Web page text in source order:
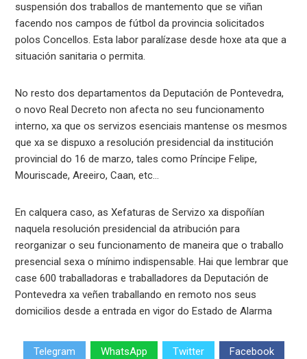
suspensión dos traballos de mantemento que se viñan
facendo nos campos de fútbol da provincia solicitados
polos Concellos. Esta labor paralízase desde hoxe ata que a
situación sanitaria o permita.
No resto dos departamentos da Deputación de Pontevedra,
o novo Real Decreto non afecta no seu funcionamento
interno, xa que os servizos esenciais mantense os mesmos
que xa se dispuxo a resolución presidencial da institución
provincial do 16 de marzo, tales como Príncipe Felipe,
Mouriscade, Areeiro, Caan, etc…
En calquera caso, as Xefaturas de Servizo xa dispoñían
naquela resolución presidencial da atribución para
reorganizar o seu funcionamento de maneira que o traballo
presencial sexa o mínimo indispensable. Hai que lembrar que
case 600 traballadoras e traballadores da Deputación de
Pontevedra xa veñen traballando en remoto nos seus
domicilios desde a entrada en vigor do Estado de Alarma
Telegram WhatsApp Twitter Facebook